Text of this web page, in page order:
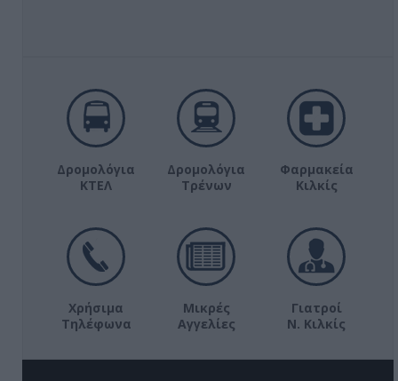
Δρομολόγια
ΚΤΕΛ
Δρομολόγια
Τρένων
Φαρμακεία
Κιλκίς
Χρήσιμα
Τηλέφωνα
Μικρές
Αγγελίες
Γιατροί
Ν. Κιλκίς